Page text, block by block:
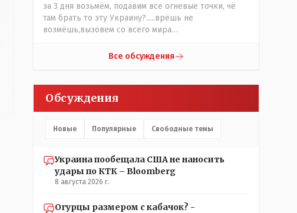
за 3 дня возьмём, подавим все огневые точки, чё
там брать то эту Украину?.....врёшь не
возмёшь,вызовем со всего мира
вопрос к ружью ззнаешь с какой стороны
Все обсуждения
Обсуждения
Новые Популярные Свободные темы
Украина пообещала США не наносить
удары по КТК – Bloomberg
8 августа 2026 г.
Огурцы размером с кабачок? -